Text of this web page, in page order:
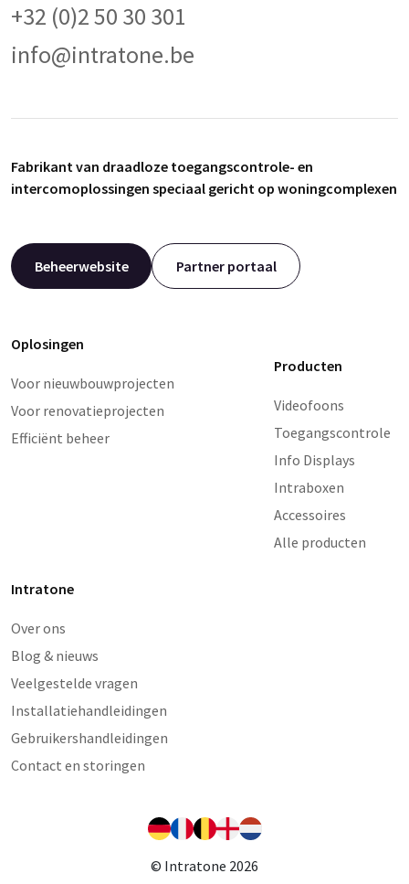
+32 (0)2 50 30 301
info@intratone.be
Fabrikant van draadloze toegangscontrole- en
intercomoplossingen speciaal gericht op woningcomplexen
Beheerwebsite Partner portaal
Oplosingen
Voor nieuwbouwprojecten
Voor renovatieprojecten
Efficiënt beheer
Producten
Videofoons
Toegangscontrole
Info Displays
Intraboxen
Accessoires
Alle producten
Intratone
Over ons
Blog & nieuws
Veelgestelde vragen
Installatiehandleidingen
Gebruikershandleidingen
Contact en storingen
© Intratone 2026